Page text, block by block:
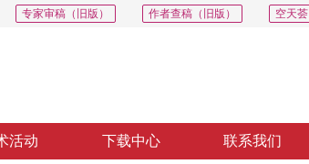
空天荟
作者查稿（旧版）
专家审稿（旧版）
活动 下载中心 联系我们